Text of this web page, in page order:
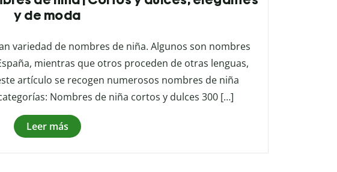
y de moda
variedad de nombres de niña. Algunos son nombres
mientras que otros proceden de otras lenguas,
artículo se recogen numerosos nombres de niña
Nombres de niña cortos y dulces 300 […]
Leer más